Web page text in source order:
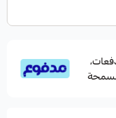
بطريقة ميسرة إلى 4 وحتى 6 دفعات،